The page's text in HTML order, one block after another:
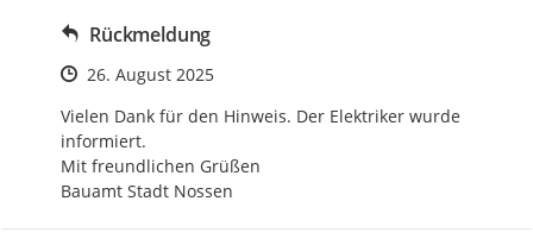
Rückmeldung
Zeitpunkt des Erstellens
26. August 2025
Vielen Dank für den Hinweis. Der Elektriker wurde
informiert.
Mit freundlichen Grüßen
Bauamt Stadt Nossen